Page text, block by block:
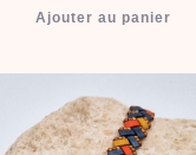
Ajouter au panier